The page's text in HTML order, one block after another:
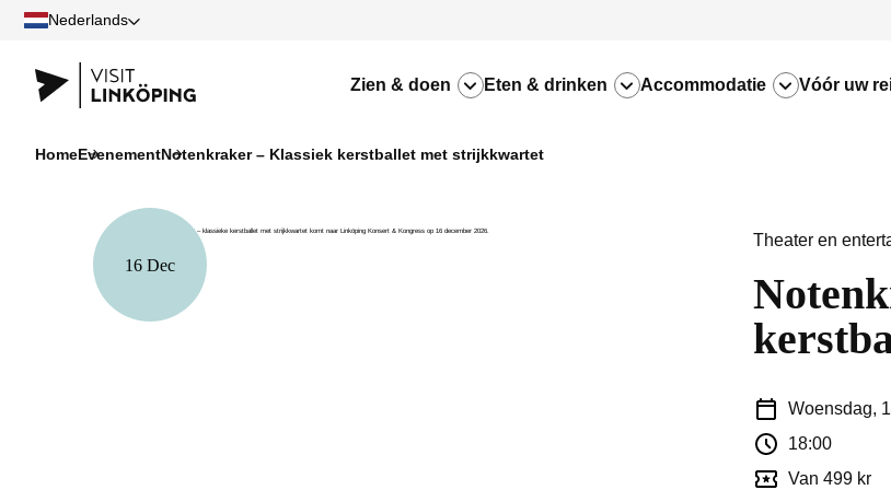
Nederlands
Zien & doen Eten & drinken Accommodatie Vóór uw
HomeEvenementNotenkraker – Klassiek kerstballet met strijkkwartet
16 Dec
Theater en
Woensdag,
18:00
Van 499 kr